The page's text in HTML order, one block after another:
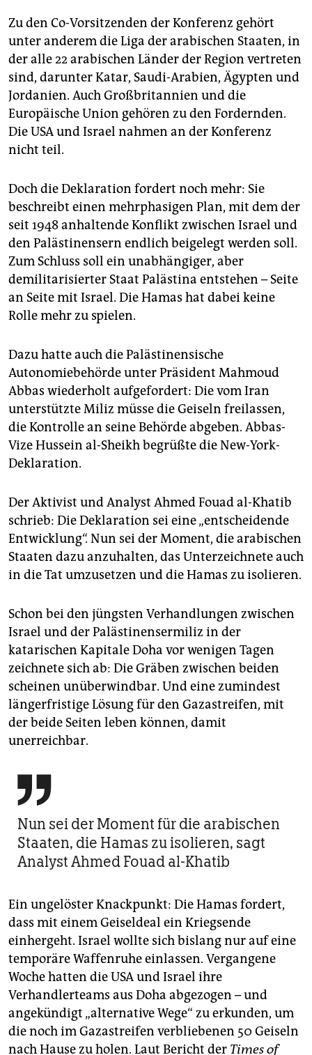
Zu den Co-Vorsitzenden der Konferenz gehört
unter anderem die Liga der arabischen Staaten, in
der alle 22 arabischen Länder der Region vertreten
sind, darunter Katar, Saudi-Arabien, Ägypten und
Jordanien. Auch Großbritannien und die
Europäische Union gehören zu den Fordernden.
Die USA und Israel nahmen an der Konferenz
nicht teil.
Doch die Deklaration fordert noch mehr: Sie
beschreibt einen mehrphasigen Plan, mit dem der
seit 1948 anhaltende Konflikt zwischen Israel und
den Palästinensern endlich beigelegt werden soll.
Zum Schluss soll ein unabhängiger, aber
demilitarisierter Staat Palästina entstehen – Seite
an Seite mit Israel. Die Hamas hat dabei keine
Rolle mehr zu spielen.
Dazu hatte auch die Palästinensische
Autonomiebehörde unter Präsident Mahmoud
Abbas wiederholt aufgefordert: Die vom Iran
unterstützte Miliz müsse die Geiseln freilassen,
die Kontrolle an seine Behörde abgeben. Abbas-
Vize Hussein al-Sheikh begrüßte die New-York-
Deklaration.
Der Aktivist und Analyst Ahmed Fouad al-Khatib
schrieb: Die Deklaration sei eine „entscheidende
Entwicklung“. Nun sei der Moment, die arabischen
Staaten dazu anzuhalten, das Unterzeichnete auch
in die Tat umzusetzen und die Hamas zu isolieren.
Schon bei den jüngsten Verhandlungen zwischen
Israel und der Palästinensermiliz in der
katarischen Kapitale Doha vor wenigen Tagen
zeichnete sich ab: Die Gräben zwischen beiden
scheinen unüberwindbar. Und eine zumindest
längerfristige Lösung für den Gaz­astreifen, mit
der beide Seiten leben können, damit
unerreichbar.

Nun sei der Moment für die arabischen
Staaten, die Hamas zu isolieren, sagt
Analyst Ahmed Fouad al-Khatib
Ein ungelöster Knackpunkt: Die Hamas fordert,
dass mit einem Geisel­deal ein Kriegsende
einhergeht. Israel wollte sich bislang nur auf eine
temporäre Waffenruhe einlassen. Vergangene
Woche hatten die USA und Israel ihre
Verhandlerteams aus Doha abgezogen – und
angekündigt „alternative Wege“ zu erkunden, um
die noch im Gazastreifen verbliebenen 50 Geiseln
nach Hause zu holen. Laut Bericht der Times of